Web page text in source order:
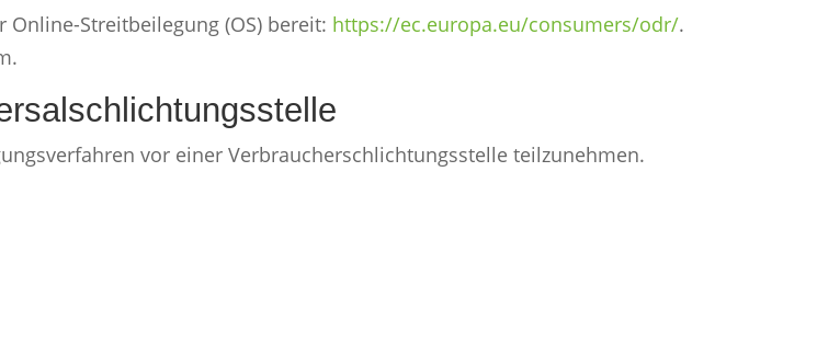
Streitbeilegung (OS) bereit: https://ec.europa.eu/consumers/odr/.
vor einer Verbraucherschlichtungsstelle teilzunehmen.